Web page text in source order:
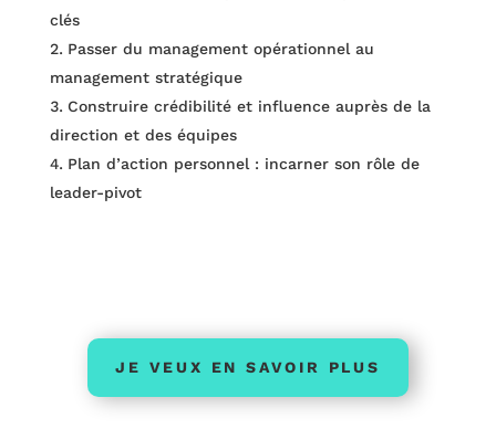
clés
Passer du management opérationnel au
management stratégique
Construire crédibilité et influence auprès de la
direction et des équipes
Plan d’action personnel : incarner son rôle de
leader-pivot
JE VEUX EN SAVOIR PLUS